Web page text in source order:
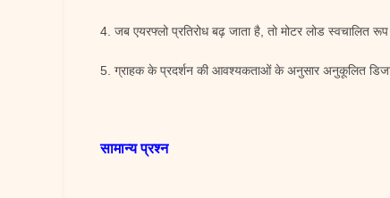
4. जब एयरफ्लो प्रतिरोध बढ़ जाता है, तो मोटर लोड स्वचालित
5. ग्राहक के प्रदर्शन की आवश्यकताओं के अनुसार अनुकूलित
सामान्य प्रश्न